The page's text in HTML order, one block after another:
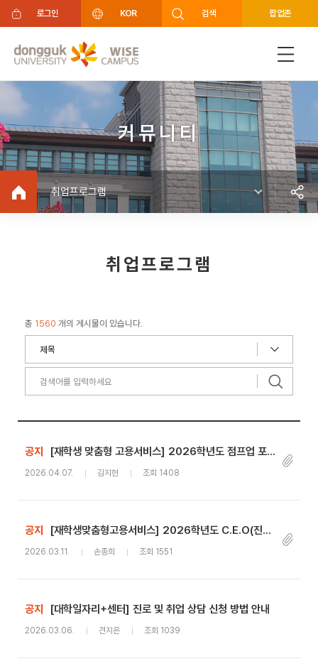
주메뉴 바로가기
푸터 바로가기
로그인 KOR 검색 팝업존
커뮤니티
취업프로그램
취업프로그램
총 1560 개의 게시물이 있습니다.
공지 [재학생 맞춤형 고용서비스] 2026학년도 점프업 포인트(수당) 신청 안내
2026.04.07. 김지현 조회 1408
공지 [재학생맞춤형고용서비스] 2026학년도 C.E.O(진로탐색동아리) 참가자 상시 모집 안내
2026.03.11. 손종희 조회 1551
공지 [대학일자리+센터] 진로 및 취업 상담 신청 방법 안내
2026.03.06. 견지은 조회 1039